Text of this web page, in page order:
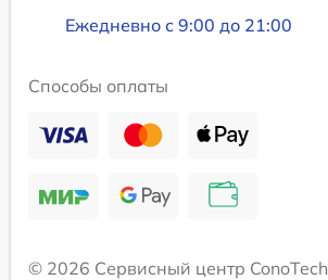
Ежедневно с 9:00 до 21:00
Способы оплаты
© 2026 Сервисный центр ConoTech